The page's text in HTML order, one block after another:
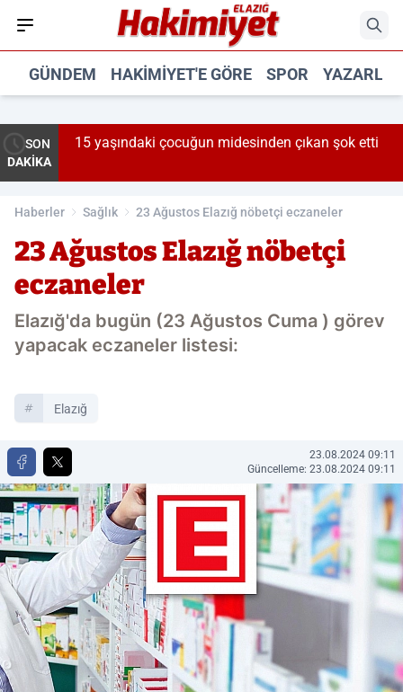
GÜNDEM HAKIMIYET'E GÖRE SPOR
SON
DAKİKA
15 yaşındaki çocuğun midesinden çıkan şok etti
Haberler Sağlık 23 Ağustos Elazığ nöbetçi eczaneler
23 Ağustos Elazığ nöbetçi
eczaneler
Elazığ'da bugün (23 Ağustos Cuma ) görev
yapacak eczaneler listesi:
Elazığ
23.08.2024 09:11
Güncelleme: 23.08.2024 09:11